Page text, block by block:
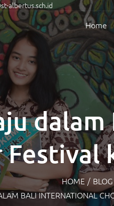
albertus.sch.id
Home
Festival
HOME / BLOG
BALI INTERNATIONAL